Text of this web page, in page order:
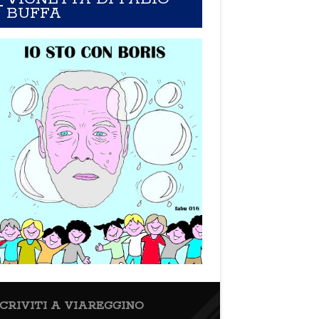
BUFFA
A VIAREGGINO